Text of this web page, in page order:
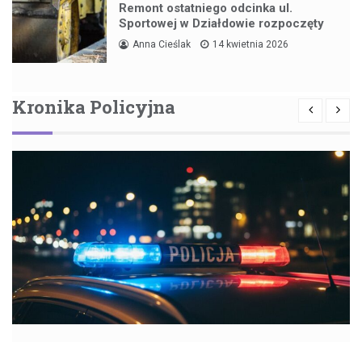
Remont ostatniego odcinka ul.
Sportowej w Działdowie rozpoczęty
Anna Cieślak 14 kwietnia 2026
Kronika Policyjna